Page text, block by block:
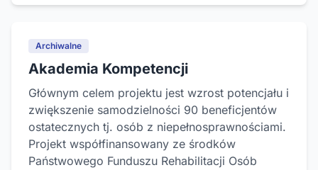
Archiwalne
Akademia Kompetencji
Głównym celem projektu jest wzrost potencjału i
zwiększenie samodzielności 90 beneficjentów
ostatecznych tj. osób z niepełnosprawnościami.
Projekt współfinansowany ze środków
Państwowego Funduszu Rehabilitacji Osób